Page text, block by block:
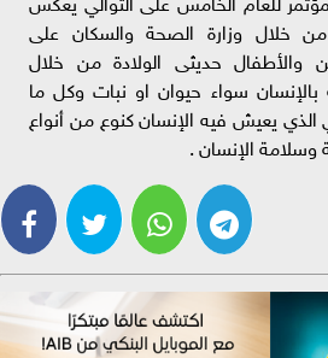
خلال وزارة الصحة والسكان على
والأطفال حديثى الولادة من خلال
بالإنسان سواء حيوان او نبات وكل ما
الذي يعيش فيه الإنسان كنوع من أنواع
الإنسان .